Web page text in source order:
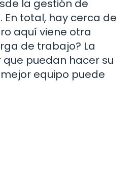
la gestión de
total, hay cerca de
aquí viene otra
de trabajo? La
puedan hacer su
equipo puede